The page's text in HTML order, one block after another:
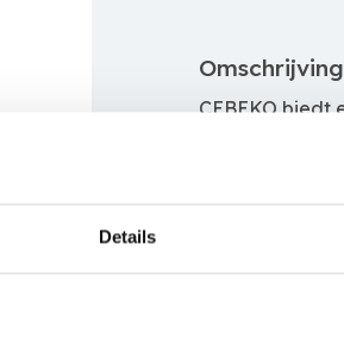
Details
Omschrijving
CEBEKO biedt
werkhoogte
in kleine en